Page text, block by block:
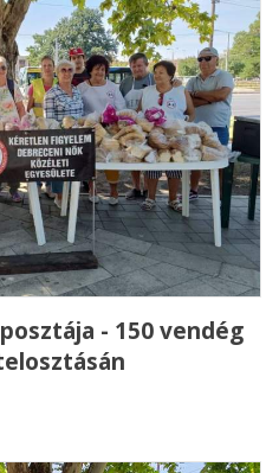
- 150 vendég